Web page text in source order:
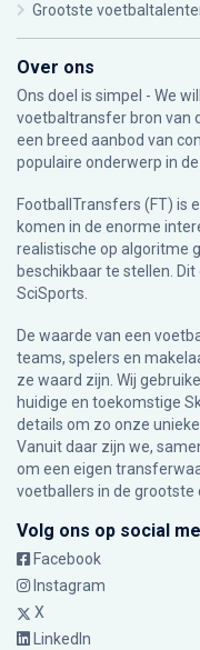
Grootste
Over ons
Ons doel is simpel - We
voetbaltransfer bron van
een breed aanbod van
populaire onderwerp in
FootballTransfers (FT) is
komen in de enorme
realistische op algoritme
beschikbaar te stellen.
SciSports
De waarde van een
teams, spelers en
ze waard zijn. Wij
huidige en toekomstige
details om zo onze
Vanuit daar zijn we,
om een eigen
voetballers in de grootste
Volg ons op social
Facebook
Instagram
X
LinkedIn